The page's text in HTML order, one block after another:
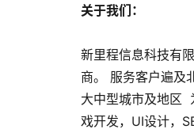
关于我们：
新里程信息科技有
商。 服务客户遍及
大中型城市及地区
戏开发，UI设计，